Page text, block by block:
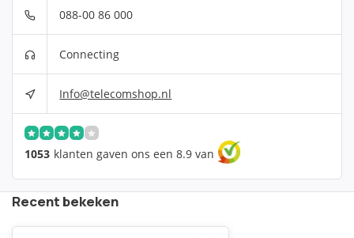
088-00 86 000
Connecting
Info@telecomshop.nl
1053 klanten gaven ons een 8.9 van
Recent bekeken